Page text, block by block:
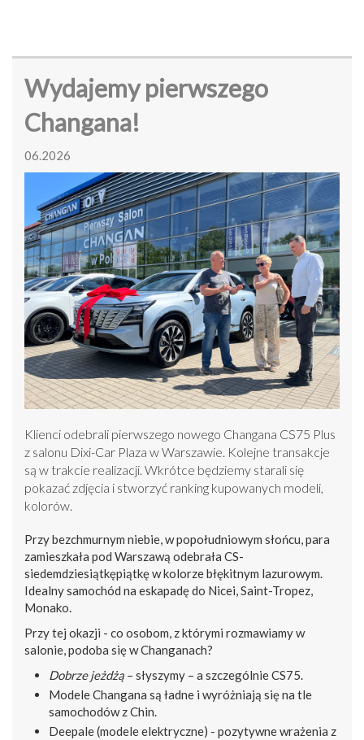
Wydajemy pierwszego
Changana!
06.2026
Klienci odebrali pierwszego nowego Changana CS75 Plus
z salonu Dixi-Car Plaza w Warszawie. Kolejne transakcje
są w trakcie realizacji. Wkrótce będziemy starali się
pokazać zdjęcia i stworzyć ranking kupowanych modeli,
kolorów.
Przy bezchmurnym niebie, w popołudniowym słońcu, para
zamieszkała pod Warszawą odebrała CS-
siedemdziesiątkępiątkę w kolorze błękitnym lazurowym.
Idealny samochód na eskapadę do Nicei, Saint-Tropez,
Monako.
Przy tej okazji - co osobom, z którymi rozmawiamy w
salonie, podoba się w Changanach?
Dobrze jeżdżą – słyszymy – a szczególnie CS75.
Modele Changana są ładne i wyróżniają się na tle
samochodów z Chin.
Deepale (modele elektryczne) - pozytywne wrażenia z